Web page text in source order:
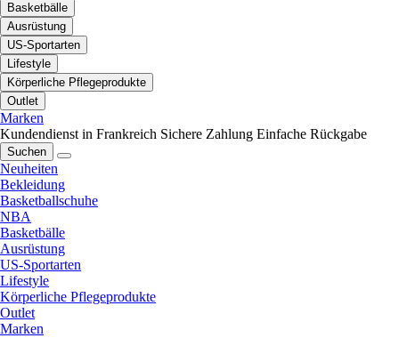
Basketbälle
Ausrüstung
US-Sportarten
Lifestyle
Körperliche Pflegeprodukte
Outlet
Marken
Kundendienst in Frankreich Sichere Zahlung Einfache Rückgabe
Suchen
Neuheiten
Bekleidung
Basketballschuhe
NBA
Basketbälle
Ausrüstung
US-Sportarten
Lifestyle
Körperliche Pflegeprodukte
Outlet
Marken